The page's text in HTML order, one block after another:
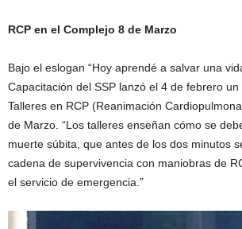
RCP en el Complejo 8 de Marzo
Bajo el eslogan “Hoy aprendé a salvar una
Capacitación del SSP lanzó el 4 de febrero
Talleres en RCP (Reanimación
de Marzo. “Los talleres enseñan cómo se
muerte súbita, que antes de los dos minutos
cadena de supervivencia con maniobras de
el servicio de emergencia.”